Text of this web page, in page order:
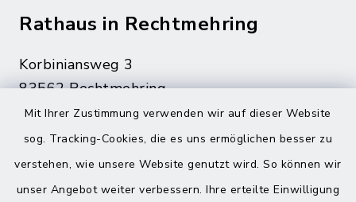
Mit Ihrer Zustimmung verwenden wir auf dieser Website
sog. Tracking-Cookies, die es uns ermöglichen besser zu
verstehen, wie unsere Website genutzt wird. So können wir
unser Angebot weiter verbessern. Ihre erteilte Einwilligung
Rathaus in Rechtmehring
Korbiniansweg 3
83562 Rechtmehring
08076 499
08076 8595
poststelle@vg-maitenbeth.de